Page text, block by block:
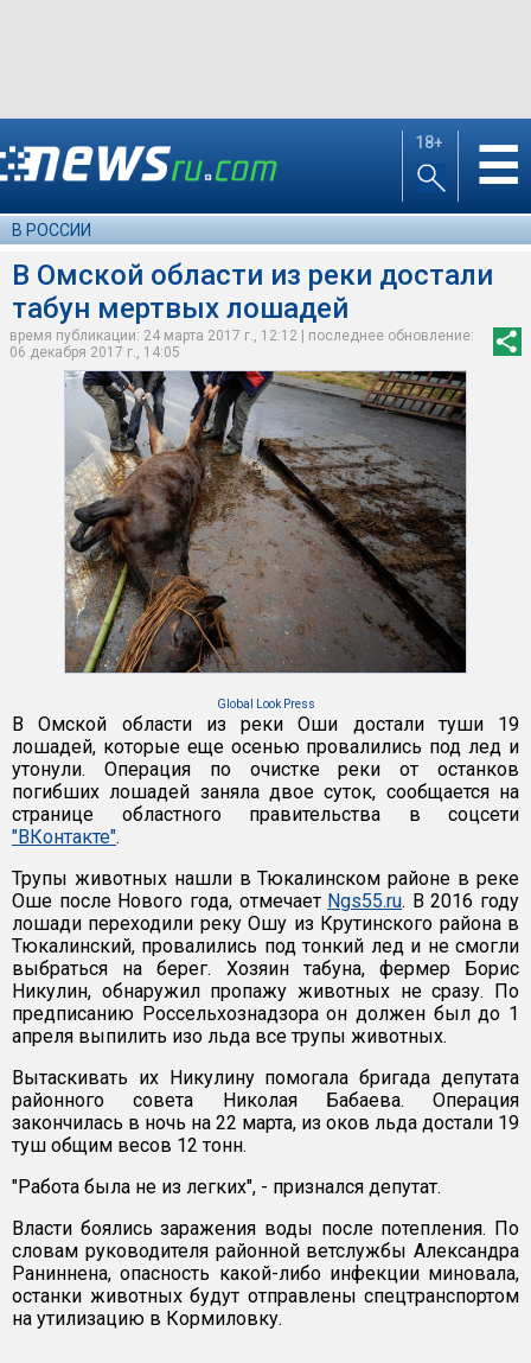
18+ ☰
В РОССИИ
В Омской области из реки достали
табун мертвых лошадей
время публикации: 24 марта 2017 г., 12:12 | последнее обновление:
06 декабря 2017 г., 14:05
Global Look Press
В Омской области из реки Оши достали туши 19
лошадей, которые еще осенью провалились под лед и
утонули. Операция по очистке реки от останков
погибших лошадей заняла двое суток, сообщается на
странице областного правительства в соцсети
"ВКонтакте".
Трупы животных нашли в Тюкалинском районе в реке
Оше после Нового года, отмечает Ngs55.ru. В 2016 году
лошади переходили реку Ошу из Крутинского района в
Тюкалинский, провалились под тонкий лед и не смогли
выбраться на берег. Хозяин табуна, фермер Борис
Никулин, обнаружил пропажу животных не сразу. По
предписанию Россельхознадзора он должен был до 1
апреля выпилить изо льда все трупы животных.
Вытаскивать их Никулину помогала бригада депутата
районного совета Николая Бабаева. Операция
закончилась в ночь на 22 марта, из оков льда достали 19
туш общим весов 12 тонн.
"Работа была не из легких", - признался депутат.
Власти боялись заражения воды после потепления. По
словам руководителя районной ветслужбы Александра
Раниннена, опасность какой-либо инфекции миновала,
останки животных будут отправлены спецтранспортом
на утилизацию в Кормиловку.